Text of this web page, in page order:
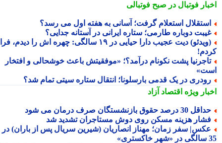
فوتبال در صبح فوتبالی
استعلام گرفت؛ آسانی به هفته اول می رسد؟
دوباره طارمی؛ ستاره ایرانی در آستانه جدایی؟
(ویدئو) دیت عجیب دارا حیایی در ۱۹ سالگی: چهره اش را دیدم، فرار
پشت نکونام درآمد؟؛ «موفقیتش باعث خوشحالی و افتخار
در یک قدمی بارسلونا؛ انتقال ستاره سیتی تمام شد؟
ویژهاقتصاد آزاد
30 درصد حقوق بازنشستگان صرف درمان می شود
هزینه مسکن روی دوش مستاجران تشدید شد
سفر زمان؛ مهناز انصاریان (شیرین سریال پس از باران) در